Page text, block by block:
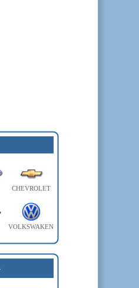
CHEVROLET
VOLKSWAKEN